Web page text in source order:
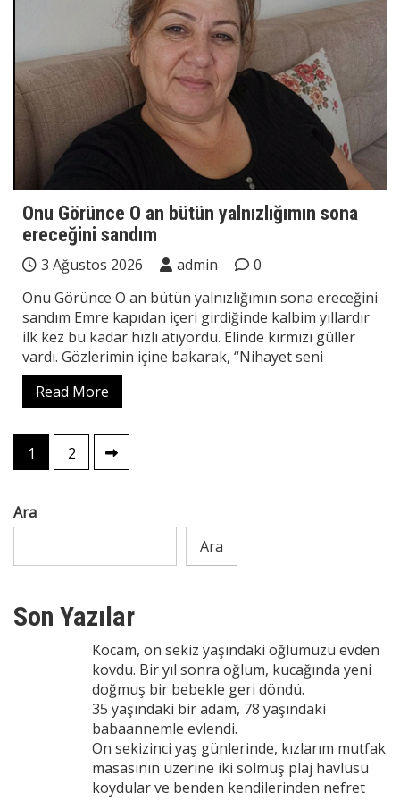
Onu Görünce O an bütün yalnızlığımın sona
ereceğini sandım
3 Ağustos 2026 admin
0
Onu Görünce O an bütün yalnızlığımın sona ereceğini
sandım Emre kapıdan içeri girdiğinde kalbim yıllardır
ilk kez bu kadar hızlı atıyordu. Elinde kırmızı güller
vardı. Gözlerimin içine bakarak, “Nihayet seni
Read More
Yazı
sayfalaması
1 2
Ara
Ara
Son Yazılar
Kocam, on sekiz yaşındaki oğlumuzu evden
kovdu. Bir yıl sonra oğlum, kucağında yeni
doğmuş bir bebekle geri döndü.
35 yaşındaki bir adam, 78 yaşındaki
babaannemle evlendi.
On sekizinci yaş günlerinde, kızlarım mutfak
masasının üzerine iki solmuş plaj havlusu
koydular ve benden kendilerinden nefret